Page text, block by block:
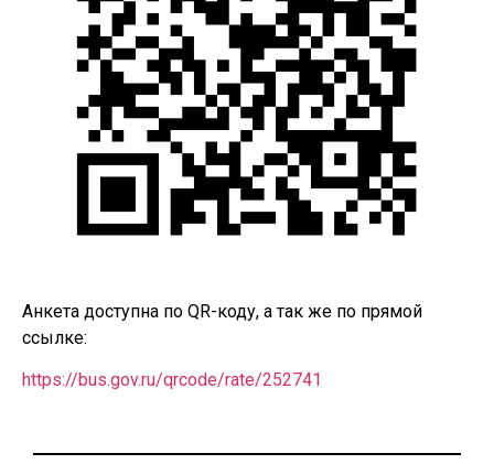
Анкета доступна по QR-коду, а так же по прямой
ссылке:
https://bus.gov.ru/qrcode/rate/252741